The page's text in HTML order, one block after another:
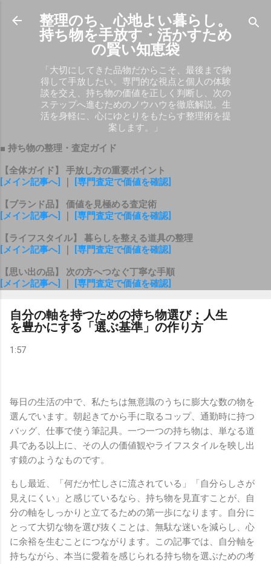
スキップしてメイン コンテンツに移動
整理のち、心地よい暮らし。
持ち物を手放す・活かすため
の賢い知恵袋
「大切にしてきた品物だからこそ、最後まで納
得して手放したい。専門的な視点と個人の体験
談を交え、持ち物の価値を正しく判断し、次の
ステップへ進むためのノウハウを徹底解説。生
活を身軽に、心にゆとりをもたらす整理術を提
案します。」
■ 持ち物の整理・査定ガイド
【全体ガイド】 手放し方の重要ポイント
[メイン記事へ]
[専門査定で価値を確認]
【ブランド品】 価値を見極める査定術
[メイン記事へ]
[専門査定で価値を確認]
【ライフスタイル】 暮らしを整える道具の整理
[メイン記事へ]
[専門査定で価値を確認]
【思い出の品】 次の方へつなぐ丁寧な手順
[メイン記事へ]
[専門査定で価値を確認]
自分の軸を持つための持ち物選び：人生
を豊かにする「選ぶ基準」の作り方
1:57
毎日の生活の中で、私たちは無意識のうちに膨大な数の物を
選んでいます。朝起きてから手に取るコップ、通勤時に持つ
バッグ、仕事で使う筆記具。一つ一つの持ち物は、単なる道
具である以上に、その人の価値観やライフスタイルを映し出
す鏡のようなものです。
もし最近、「何だか忙しさに流されている」「自分らしさが
見えにくい」と感じているなら、持ち物を見直すことが、自
分の軸をしっかりと立てるための第一歩になります。自分に
とって大切な物を選び抜くことは、無駄な迷いを減らし、心
に余裕を生むことにつながります。この記事では、自分軸を
持ちながら、本当に愛着を感じられる持ち物を選ぶための考